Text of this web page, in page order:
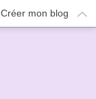
Créer mon blog